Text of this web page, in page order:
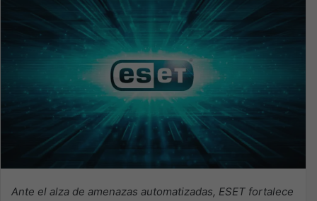
Ante el alza de amenazas automatizadas, ESET fortalece